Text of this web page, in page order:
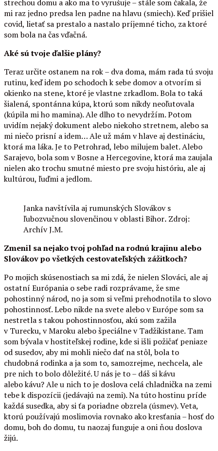
strechou domu a ako ma to vyrušuje – stále som čakala, že
mi raz jedno predsa len padne na hlavu (smiech). Keď prišiel
covid, lietať sa prestalo a nastalo príjemné ticho, za ktoré
som bola na čas vďačná.
Aké sú tvoje ďalšie plány?
Teraz určite ostanem na rok – dva doma, mám rada tú svoju
rutinu, keď idem po schodoch k sebe domov a otvorím si
okienko na stene, ktoré je vlastne zrkadlom. Bola to taká
šialená, spontánna kúpa, ktorú som nikdy neoľutovala
(kúpila mi ho mamina). Ale dlho to nevydržím. Potom
uvidím nejaký dokument alebo niekoho stretnem, alebo sa
mi niečo prisní a idem… Ale už mám v hlave aj destináciu,
ktorá ma láka. Je to Petrohrad, lebo milujem balet. Alebo
Sarajevo, bola som v Bosne a Hercegovine, ktorá ma zaujala
nielen ako trochu smutné miesto pre svoju históriu, ale aj
kultúrou, ľuďmi a jedlom.
Janka navštívila aj rumunských Slovákov s
ľubozvučnou slovenčinou v oblasti Bihor. Zdroj:
Archív J.M.
Zmenil sa nejako tvoj pohľad na rodnú krajinu alebo
Slovákov po všetkých cestovateľských zážitkoch?
Po mojich skúsenostiach sa mi zdá, že nielen Slováci, ale aj
ostatní Európania o sebe radi rozprávame, že sme
pohostinný národ, no ja som si veľmi prehodnotila to slovo
pohostinnosť. Lebo nikde na svete alebo v Európe som sa
nestretla s takou pohostinnosťou, akú som zažila
v Turecku, v Maroku alebo špeciálne v Tadžikistane. Tam
som bývala v hostiteľskej rodine, kde si išli požičať peniaze
od susedov, aby mi mohli niečo dať na stôl, bola to
chudobná rodinka a ja som to, samozrejme, nechcela, ale
pre nich to bolo dôležité. U nás je to – dáš si kávu
alebo kávu? Ale u nich to je doslova celá chladnička na zemi
tebe k dispozícii (jedávajú na zemi). Na túto hostinu príde
každá susedka, aby si ťa poriadne obzrela (úsmev). Veta,
ktorú používajú moslimovia rovnako ako kresťania – hosť do
domu, boh do domu, tu naozaj funguje a oni ňou doslova
žijú.